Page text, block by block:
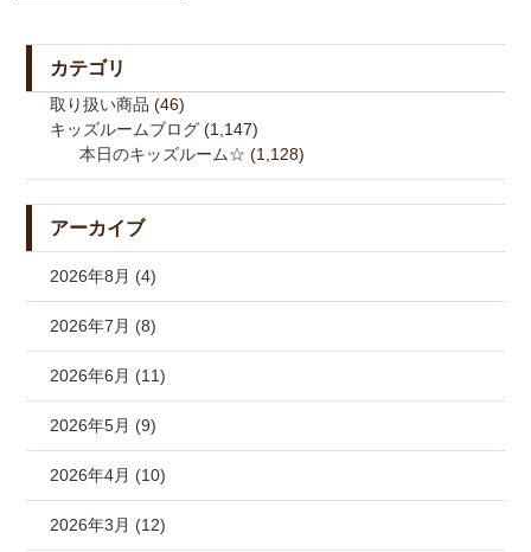
カテゴリ
取り扱い商品 (46)
キッズルームブログ (1,147)
本日のキッズルーム☆ (1,128)
アーカイブ
2026年8月 (4)
2026年7月 (8)
2026年6月 (11)
2026年5月 (9)
2026年4月 (10)
2026年3月 (12)